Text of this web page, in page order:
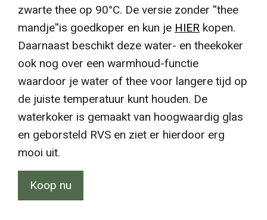
zwarte thee op 90°C. De versie zonder ''thee
mandje''is goedkoper en kun je HIER kopen.
Daarnaast beschikt deze water- en theekoker
ook nog over een warmhoud-functie
waardoor je water of thee voor langere tijd op
de juiste temperatuur kunt houden. De
waterkoker is gemaakt van hoogwaardig glas
en geborsteld RVS en ziet er hierdoor erg
mooi uit.
Koop nu